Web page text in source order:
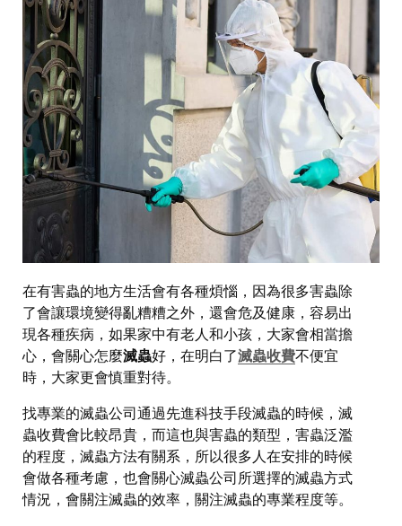
在有害蟲的地方生活會有各種煩惱，因為很多害蟲除
了會讓環境變得亂糟糟之外，還會危及健康，容易出
現各種疾病，如果家中有老人和小孩，大家會相當擔
心，會關心怎麼滅蟲好，在明白了滅蟲收費不便宜
時，大家更會慎重對待。
找專業的滅蟲公司通過先進科技手段滅蟲的時候，滅
蟲收費會比較昂貴，而這也與害蟲的類型，害蟲泛濫
的程度，滅蟲方法有關系，所以很多人在安排的時候
會做各種考慮，也會關心滅蟲公司所選擇的滅蟲方式
情況，會關注滅蟲的效率，關注滅蟲的專業程度等。